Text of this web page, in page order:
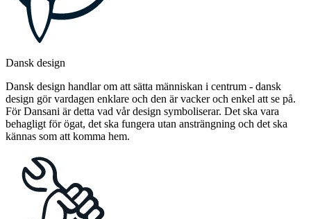
Dansk design
Dansk design handlar om att sätta människan i centrum - dansk
design gör vardagen enklare och den är vacker och enkel att se på.
För Dansani är detta vad vår design symboliserar. Det ska vara
behagligt för ögat, det ska fungera utan ansträngning och det ska
kännas som att komma hem.